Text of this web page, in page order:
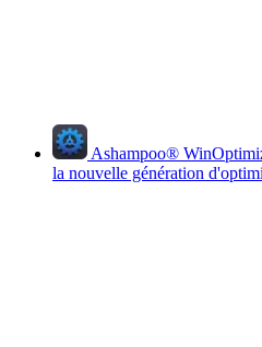
Ashampoo®
la nouvelle génération